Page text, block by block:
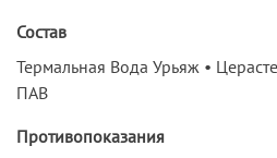
Состав
Термальная Вода Урьяж •
ПАВ
Противопоказания